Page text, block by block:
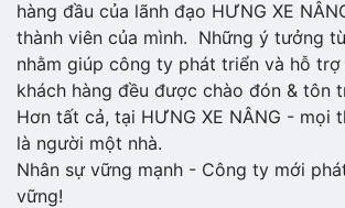
hàng đầu của lãnh đạo HƯNG XE
thành viên của mình. Những ý tưởng
nhằm giúp công ty phát triển và hỗ
khách hàng đều được chào đón & tôn
Hơn tất cả, tại HƯNG XE NÂNG - mọi
là người một nhà.
Nhân sự vững mạnh - Công ty mới
vững!